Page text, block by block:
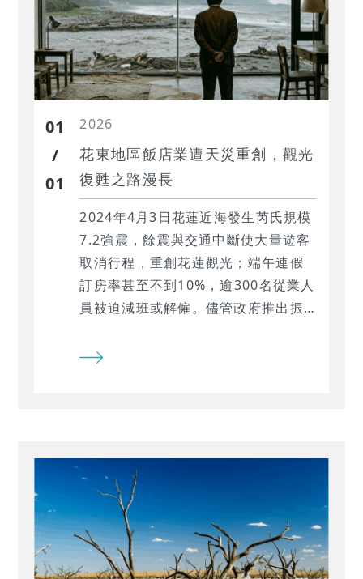
求。
01
/
01
2026
花東地區飯店業遭天災重創，觀光
復甦之路漫長
2024年4月3日花蓮近海發生芮氏規模
7.2強震，餘震與交通中斷使大量遊客
取消行程，重創花蓮觀光；端午連假
訂房率甚至不到10%，逾300名從業人
員被迫減班或解僱。儘管政府推出振
店業與觀光業復甦不易。本文將分析